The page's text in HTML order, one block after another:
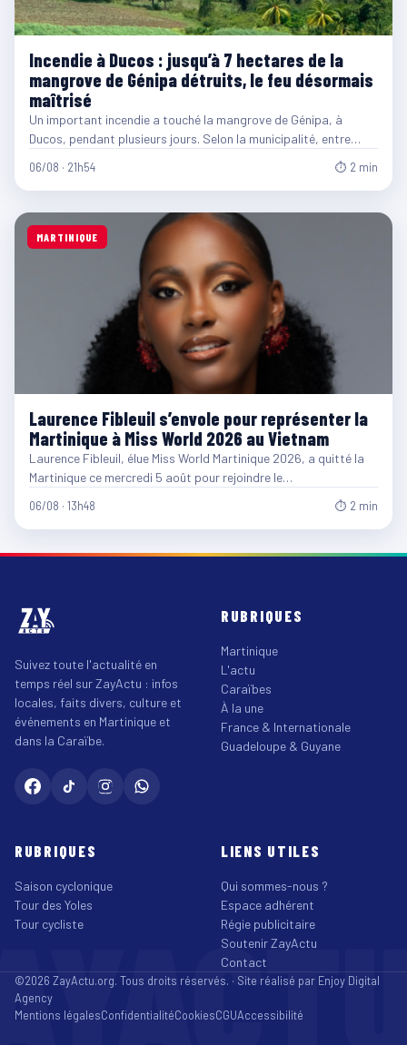
Incendie à Ducos : jusqu’à 7 hectares de la
mangrove de Génipa détruits, le feu désormais
maîtrisé
Un important incendie a touché la mangrove de Génipa, à
Ducos, pendant plusieurs jours. Selon la municipalité, entre…
06/08 · 21h54 ⏱ 2 min
MARTINIQUE
Laurence Fibleuil s’envole pour représenter la
Martinique à Miss World 2026 au Vietnam
Laurence Fibleuil, élue Miss World Martinique 2026, a quitté la
Martinique ce mercredi 5 août pour rejoindre le…
06/08 · 13h48 ⏱ 2 min
Suivez toute l'actualité en
temps réel sur ZayActu : infos
locales, faits divers, culture et
événements en Martinique et
dans la Caraïbe.
RUBRIQUES
Martinique
L'actu
Caraïbes
À la une
France & Internationale
Guadeloupe & Guyane
RUBRIQUES
Saison cyclonique
Tour des Yoles
Tour cycliste
LIENS UTILES
Qui sommes-nous ?
Espace adhérent
Régie publicitaire
Soutenir ZayActu
Contact
©2026 ZayActu.org. Tous droits réservés. · Site réalisé par Enjoy Digital
Agency
Mentions légalesConfidentialitéCookiesCGUAccessibilité